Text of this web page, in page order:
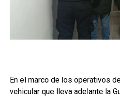
En el marco de los operativos
vehicular que lleva adelante la